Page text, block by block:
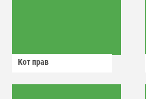
Кот прав